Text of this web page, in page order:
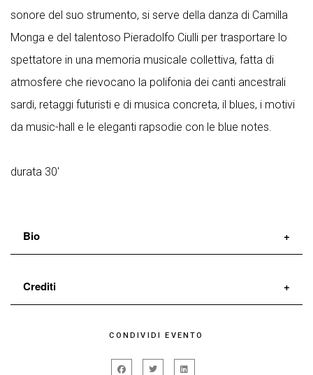
sonore del suo strumento, si serve della danza di Camilla
Monga e del talentoso Pieradolfo Ciulli per trasportare lo
spettatore in una memoria musicale collettiva, fatta di
atmosfere che rievocano la polifonia dei canti ancestrali
sardi, retaggi futuristi e di musica concreta, il blues, i motivi
da music-hall e le eleganti rapsodie con le blue notes.
durata 30'
Bio
Camilla Monga
Civica Paolo Grassi di Milano e alla P.A.R.T.S Academy.
Venezia, Triennale Teatro di Milano, Dance Umbrella
Crediti
Camilla Monga
CONDIVIDI EVENTO